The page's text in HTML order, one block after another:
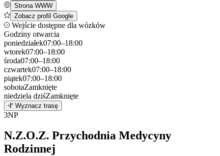
Strona WWW
Zobacz profil Google
Wejście dostępne dla wózków
Godziny otwarcia
poniedziałek07:00–18:00
wtorek07:00–18:00
środa07:00–18:00
czwartek07:00–18:00
piątek07:00–18:00
sobotaZamknięte
niedziela dziśZamknięte
+
−
Wyznacz trasę
3NP
N.Z.O.Z. Przychodnia Medycyny
Rodzinnej